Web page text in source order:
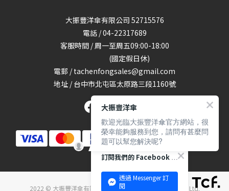
大振豐洋傘有限公司 52715576
電話 / 04-22317689
客服時間 / 周一至周五09:00-18:00
(國定假日休)
電郵 / tachenfongsales@gmail.com
地址 / 台中市北屯區太原路三段1160號
2022 © 大振豐洋傘有限公司 Ta Chen Fong umbrella Co., Ltd.
訂閱我們的 Facebook 專頁
透過 Messenger 訂
閱
大振豐洋傘
歡迎光臨大振豐洋傘官方網站，很
榮幸能夠服務到您，請問有甚麼問
題可以幫您解決呢?